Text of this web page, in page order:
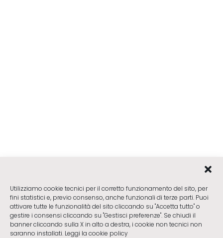
Utilizziamo cookie tecnici per il corretto funzionamento del sito, per
fini statistici e, previo consenso, anche funzionali di terze parti. Puoi
attivare tutte le funzionalità del sito cliccando su "Accetta tutto" o
gestire i consensi cliccando su "Gestisci preferenze". Se chiudi il
banner cliccando sulla X in alto a destra, i cookie non tecnici non
saranno installati. Leggi la cookie policy